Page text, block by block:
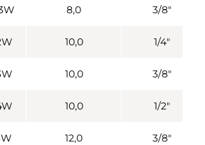
8,0 3/8"
10,0 1/4"
10,0 3/8"
10,0 1/2"
12,0 3/8"